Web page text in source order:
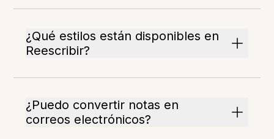
¿Qué estilos están disponibles en
Reescribir?
¿Puedo convertir notas en
correos electrónicos?